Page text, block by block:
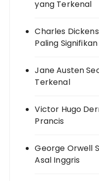
yang Terkenal
Charles
Paling Signifikan
Jane Austen
Terkenal
Victor Hugo
Prancis
George Orwell
Asal Inggris